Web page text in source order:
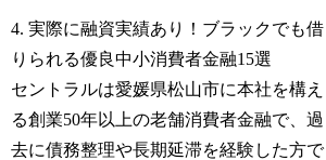
4. 実際に融資実績あり！ブラックでも借
りられる優良中小消費者金融15選
セントラルは愛媛県松山市に本社を構え
る創業50年以上の老舗消費者金融で、過
去に債務整理や長期延滞を経験した方で